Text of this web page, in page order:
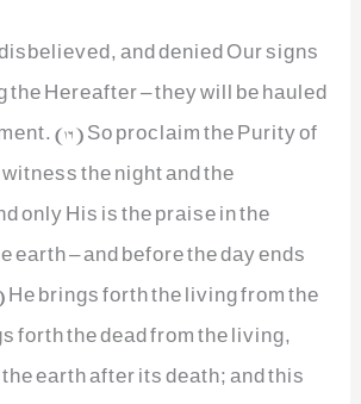
and denied Our signs
Hereafter – they will be hauled
(16) So proclaim the Purity of
the night and the
only His is the praise in the
earth – and before the day ends
He brings forth the living from the
forth the dead from the living,
earth after its death; and this